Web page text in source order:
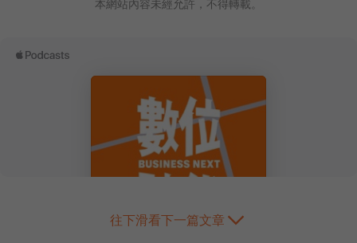
本網站內容未經允許，不得轉載。
往下滑看下一篇文章